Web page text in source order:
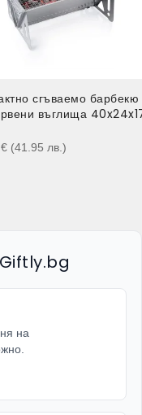
сгъваемо барбекю
въглища
€ (41.95 лв. )
на